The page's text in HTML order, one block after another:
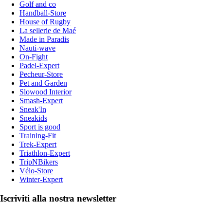
Golf and co
Handball-Store
House of Rugby
La sellerie de Maé
Made in Paradis
Nauti-wave
On-Fight
Padel-Expert
Pecheur-Store
Pet and Garden
Slowood Interior
Smash-Expert
Sneak'In
Sneakids
Sport is good
Training-Fit
Trek-Expert
Triathlon-Expert
TripNBikers
Vélo-Store
Winter-Expert
Iscriviti alla nostra newsletter